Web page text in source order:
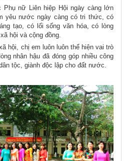
nữ Liên hiệp Hội ngày càng lớn
yêu nước ngày càng có tri thức, có
tạo, có lối sống văn hóa, có lòng
hội và cộng đồng.
hội, chị em luôn luôn thể hiện vai trò
nhân hậu đã đóng góp nhiều công
tộc, giành độc lập cho đất nước.